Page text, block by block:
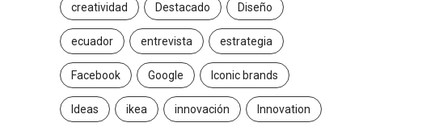
creatividad Destacado Diseño
ecuador entrevista estrategia
Facebook Google Iconic brands
Ideas ikea innovación Innovation